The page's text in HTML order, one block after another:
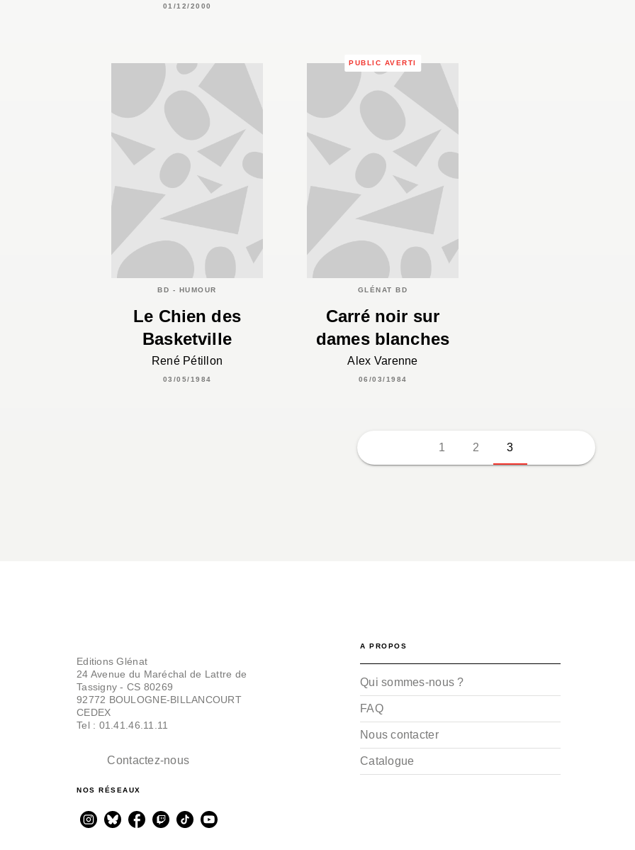
01/12/2000
BD - HUMOUR
Le Chien des
Basketville
René Pétillon
03/05/1984
PUBLIC AVERTI
GLÉNAT BD
Carré noir sur
dames blanches
Alex Varenne
06/03/1984
1 2 3
Editions Glénat
24 Avenue du Maréchal de Lattre de
Tassigny - CS 80269
92772 BOULOGNE-BILLANCOURT
CEDEX
Tel : 01.41.46.11.11
Contactez-nous
NOS RÉSEAUX
A PROPOS
Qui sommes-nous ?
FAQ
Nous contacter
Catalogue